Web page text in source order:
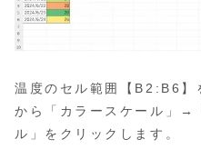
温度のセル範囲【B2:B6】
から「カラースケール」→
ル」をクリックします。